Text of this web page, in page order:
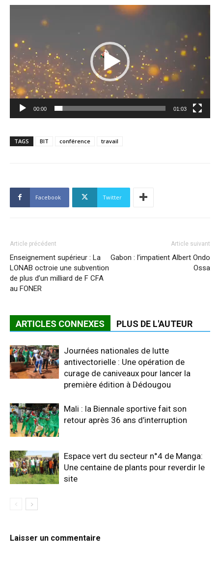
Lecteur
00:00 01:03
TAGS BIT conférence travail
Facebook Twitter
Article précédent
Enseignement supérieur : La
LONAB octroie une subvention
de plus d’un milliard de F CFA
au FONER
Article suivant
Gabon : l’impatient Albert Ondo
Ossa
ARTICLES CONNEXES PLUS DE L'AUTEUR
Journées nationales de lutte
antivectorielle : Une opération de
curage de caniveaux pour lancer la
première édition à Dédougou
Mali : la Biennale sportive fait son
retour après 36 ans d’interruption
Espace vert du secteur n°4 de Manga:
Une centaine de plants pour reverdir le
site
Laisser un commentaire